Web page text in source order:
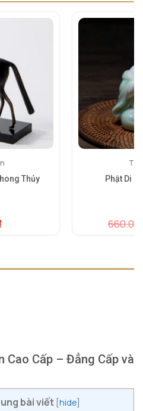
Thủy Phật Di
Cao Cấp – Đẳng Cấp và
bài viết [hide]